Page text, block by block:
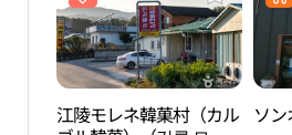
江陵モレネ韓菓村（カル
ソ